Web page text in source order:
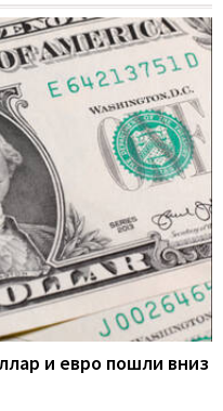
и евро пошли вниз